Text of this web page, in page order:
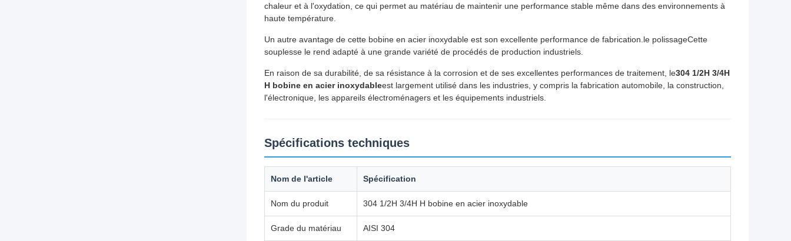
chaleur et à l'oxydation, ce qui permet au matériau de maintenir une performance stable même dans des environnements à
haute température.
Un autre avantage de cette bobine en acier inoxydable est son excellente performance de fabrication.le polissageCette
souplesse le rend adapté à une grande variété de procédés de production industriels.
En raison de sa durabilité, de sa résistance à la corrosion et de ses excellentes performances de traitement, le304 1/2H 3/4H
H bobine en acier inoxydableest largement utilisé dans les industries, y compris la fabrication automobile, la construction,
l'électronique, les appareils électroménagers et les équipements industriels.
Spécifications techniques
Nom de l'article Spécification
Nom du produit 304 1/2H 3/4H H bobine en acier inoxydable
Grade du matériau AISI 304